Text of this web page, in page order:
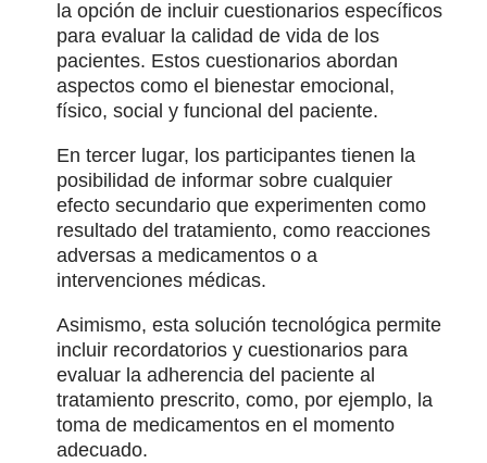
la opción de incluir cuestionarios específicos
para evaluar la calidad de vida de los
pacientes. Estos cuestionarios abordan
aspectos como el bienestar emocional,
físico, social y funcional del paciente.
En tercer lugar, los participantes tienen la
posibilidad de informar sobre cualquier
efecto secundario que experimenten como
resultado del tratamiento, como reacciones
adversas a medicamentos o a
intervenciones médicas.
Asimismo, esta solución tecnológica permite
incluir recordatorios y cuestionarios para
evaluar la adherencia del paciente al
tratamiento prescrito, como, por ejemplo, la
toma de medicamentos en el momento
adecuado.